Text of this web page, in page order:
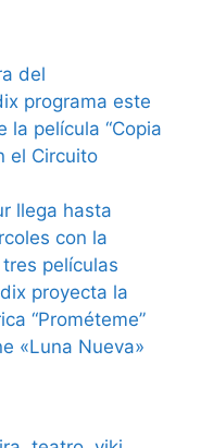
del
programa este
la película “Copia
el Circuito
llega hasta
con la
películas
proyecta la
“Prométeme”
«Luna Nueva»